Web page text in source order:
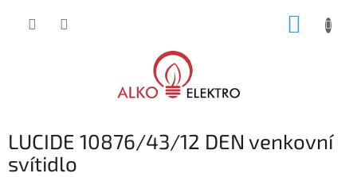
LUCIDE 10876/43/12 DEN venkovní
svítidlo